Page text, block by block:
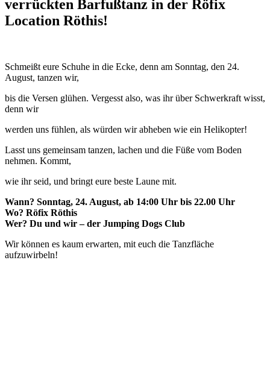
verrückten Barfußtanz in der Röfix
Location Röthis!
Schmeißt eure Schuhe in die Ecke, denn am Sonntag, den 24.
August, tanzen wir,
bis die Versen glühen. Vergesst also, was ihr über Schwerkraft wisst,
denn wir
werden uns fühlen, als würden wir abheben wie ein Helikopter!
Lasst uns gemeinsam tanzen, lachen und die Füße vom Boden
nehmen. Kommt,
wie ihr seid, und bringt eure beste Laune mit.
Wann? Sonntag, 24. August, ab 14:00 Uhr bis 22.00 Uhr
Wo? Röfix Röthis
Wer? Du und wir – der Jumping Dogs Club
Wir können es kaum erwarten, mit euch die Tanzfläche
aufzuwirbeln!